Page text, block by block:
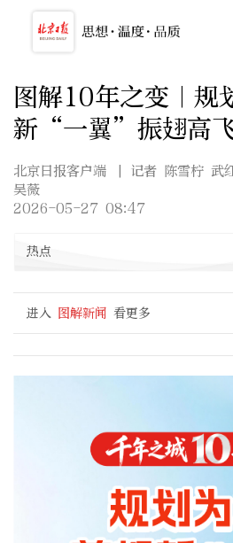
图解10年之变｜规
新“一翼”振翅高
北京日报客户端
| 记者 陈雪柠 武
吴薇
2026-05-27 08:47
热点
进入 图解新闻 看更多